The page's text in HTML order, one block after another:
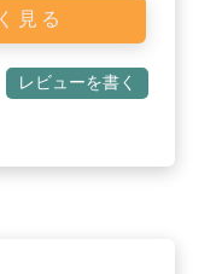
見る
レビューを書く